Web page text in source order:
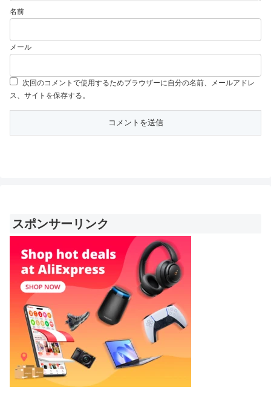
名前
メール
次回のコメントで使用するためブラウザーに自分の名前、メールアドレ
ス、サイトを保存する。
スポンサーリンク